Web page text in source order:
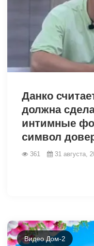
Данко
должна
интимные
символ
361 31 августа,
Видео Дом-2